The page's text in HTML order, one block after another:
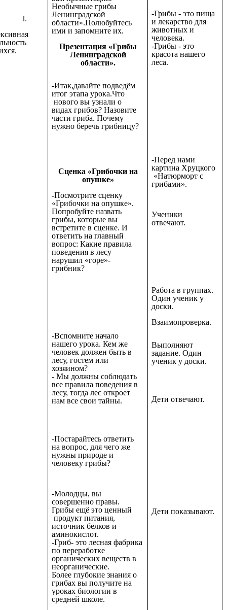
Необычные грибы
Ленинградской
области».Полюбуйтесь
ими и запомните их.
Презентация «Грибы
Ленинградской
области».
-Итак,давайте подведём
итог этапа урока.Что
нового вы узнали о
видах грибов? Назовите
части гриба. Почему
нужно беречь грибницу?
Сценка «Грибочки на
опушке»
-Посмотрите сценку
«Грибочки на опушке».
Попробуйте назвать
грибы, которые вы
встретите в сценке. И
ответить на главный
вопрос: Какие правила
поведения в лесу
нарушил «горе»-
грибник?
-Вспомните начало
нашего урока. Кем же
человек должен быть в
лесу, гостем или
хозяином?
- Мы должны соблюдать
все правила поведения в
лесу, тогда лес откроет
нам все свои тайны.
-Постарайтесь ответить
на вопрос, для чего же
нужны природе и
человеку грибы?
-Молодцы, вы
совершенно правы.
Грибы ещё это ценный
продукт питания,
источник белков и
аминокислот.
-Гриб- это лесная фабрика
по переработке
органических веществ в
неорганические.
Более глубокие знания о
грибах вы получите на
уроках биологии в
средней школе.
-Грибы - это пища
и лекарство для
животных и
человека.
-Грибы - это
красота нашего
леса.
-Перед нами
картина Хруцкого
«Натюрморт с
грибами».
Ученики
отвечают.
Работа в группах.
Один ученик у
доски.
Взаимопроверка.
Выполняют
задание. Один
ученик у доски.
Дети отвечают.
Дети показывают.